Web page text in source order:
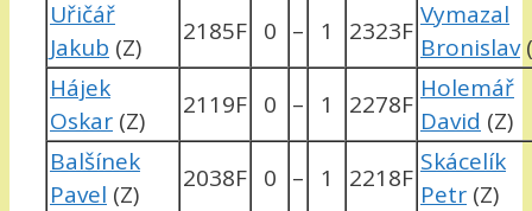
Uřičář
Jakub (Z)
2185F 0 – 1 2323F
Vymazal
Bronislav
Hájek
Oskar (Z)
2119F 0 – 1 2278F
Holemář
David (Z)
Balšínek
Pavel (Z)
2038F 0 – 1 2218F
Skácelík
Petr (Z)